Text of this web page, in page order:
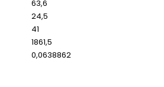
63,6
24,5
41
1861,5
0,0638862